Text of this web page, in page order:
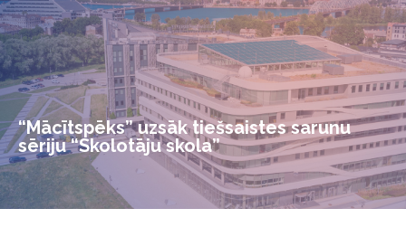
“Mācītspēks” uzsāk tiešsaistes sarunu
sēriju “Skolotāju skola”